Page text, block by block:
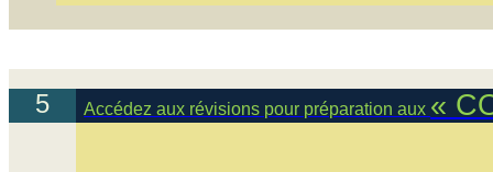
5 Accédez aux révisions pour préparation aux «